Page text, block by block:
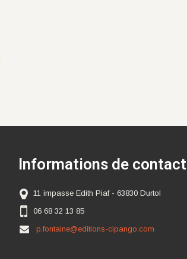
Informations de contact
11 impasse Edith Piaf - 63830 Durtol
06 68 32 13 85
p.fontaine@editions-cipango.com